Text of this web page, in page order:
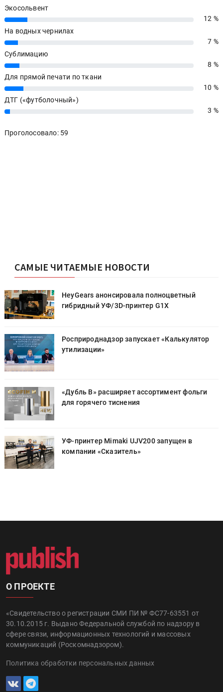
Экосольвент
12%
12 %
На водных чернилах
7%
7 %
Сублимацию
8%
8 %
Для прямой печати по ткани
10%
10 %
ДТГ («футболочный»)
3% 3 %
Проголосовало: 59
САМЫЕ ЧИТАЕМЫЕ НОВОСТИ
HeyGears анонсировала полноцветный
гибридный УФ/3D-принтер G1X
Росприроднадзор запускает «Калькулятор
утилизации»
«Дубль В» расширяет ассортимент фольги
для горячего тиснения
УФ-принтер Mimaki UJV200 запущен в
компании «Сказитель»
О ПРОЕКТЕ
«Свидетельство о регистрации СМИ ПИ № ФС77-63551 от
30.10.2015 г. Выдано Федеральной службой по надзору в
сфере связи, информационных технологий и массовых
коммуникаций (Роскомнадзором).
Политика обработки персональных данных